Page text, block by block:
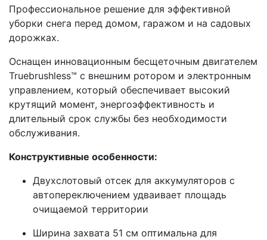
Профессиональное решение для эффективной
уборки снега перед домом, гаражом и на садовых
дорожках.
Оснащен инновационным бесщеточным двигателем
Truebrushless™ с внешним ротором и электронным
управлением, который обеспечивает высокий
крутящий момент, энергоэффективность и
длительный срок службы без необходимости
обслуживания.
Конструктивные особенности:
Двухслотовый отсек для аккумуляторов с
автопереключением удваивает площадь
очищаемой территории
Ширина захвата 51 см оптимальна для